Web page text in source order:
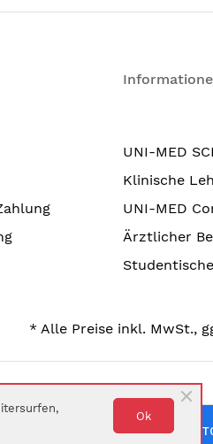
UNI-MED
Klinische
UNI-MED
Ärztlicher
* Alle Preise inkl. MwSt.,
Ok